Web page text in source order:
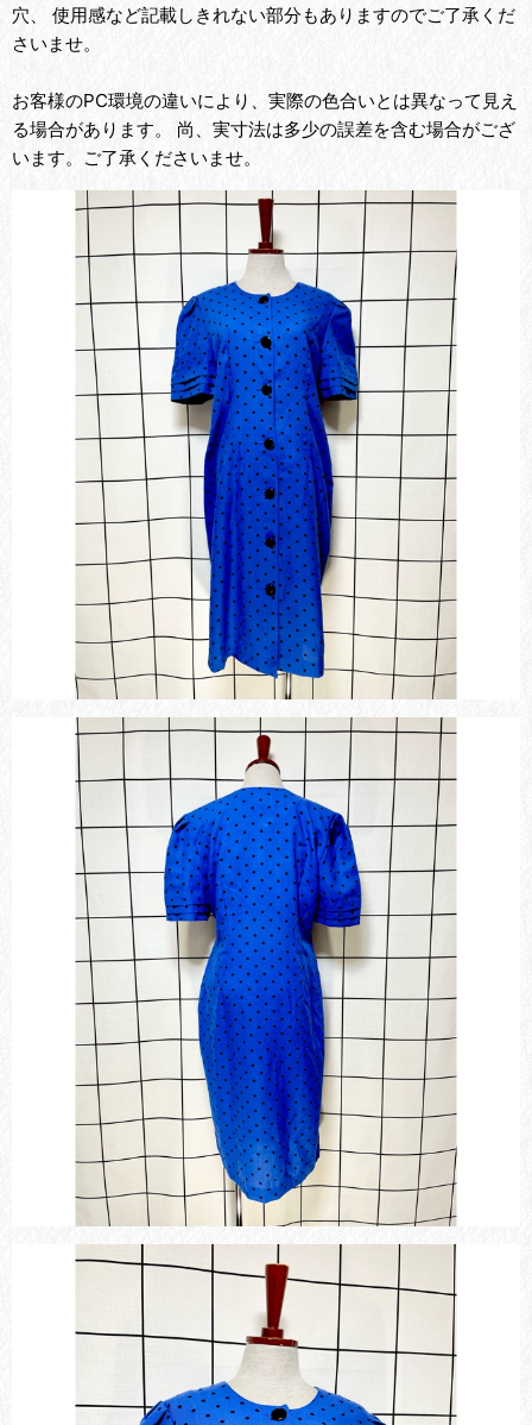
穴、 使用感など記載しきれない部分もありますのでご了承くだ
さいませ。
お客様のPC環境の違いにより、実際の色合いとは異なって見え
る場合があります。 尚、実寸法は多少の誤差を含む場合がござ
います。ご了承くださいませ。